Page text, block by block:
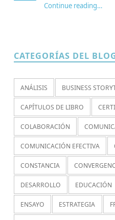
Continue reading“¿Por qué jugamos? Redescubriendo paidia, aduro y agon en los juegos de rol”
…
CATEGORÍAS DEL
ANÁLISIS BUSINESS
CAPÍTULOS DE LIBRO
COLABORACIÓN
COMUNICACIÓN EFECTIVA
CONSTANCIA
DESARROLLO EDUCACIÓN
ENSAYO ESTRATEGIA